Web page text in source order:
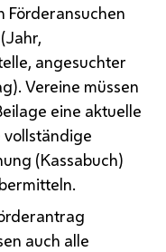
Förderansuchen
angesuchter
Vereine müssen
eine aktuelle
(Kassabuch)
auch alle